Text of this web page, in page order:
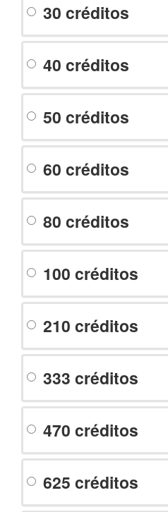
30 créditos
40 créditos
50 créditos
60 créditos
80 créditos
100 créditos
210 créditos
333 créditos
470 créditos
625 créditos